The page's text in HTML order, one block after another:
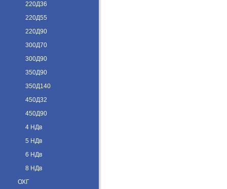
220Д36
220Д55
220Д90
300Д70
300Д90
350Д90
350Д140
450Д32
450Д90
4 НДв
5 НДв
6 НДв
8 НДв
ОХГ